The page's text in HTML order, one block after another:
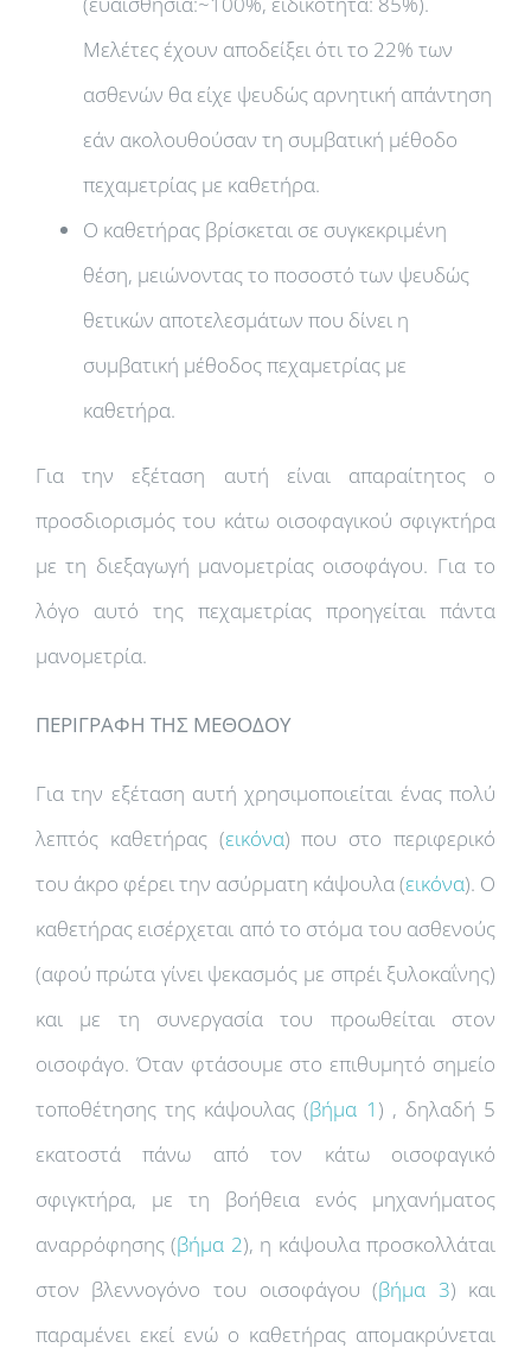
Μελέτες έχουν αποδείξει ότι το 22% των
ασθενών θα είχε ψευδώς αρνητική απάντηση
εάν ακολουθούσαν τη συμβατική μέθοδο
πεχαμετρίας με καθετήρα.
Ο καθετήρας βρίσκεται σε συγκεκριμένη
θέση, μειώνοντας το ποσοστό των ψευδώς
θετικών αποτελεσμάτων που δίνει η
συμβατική μέθοδος πεχαμετρίας με
καθετήρα.
Για την εξέταση αυτή είναι απαραίτητος ο
προσδιορισμός του κάτω οισοφαγικού σφιγκτήρα
με τη διεξαγωγή μανομετρίας οισοφάγου. Για το
λόγο αυτό της πεχαμετρίας προηγείται πάντα
μανομετρία.
ΠΕΡΙΓΡΑΦΗ ΤΗΣ ΜΕΘΟΔΟΥ
Για την εξέταση αυτή χρησιμοποιείται ένας πολύ
λεπτός καθετήρας (εικόνα) που στο περιφερικό
του άκρο φέρει την ασύρματη κάψουλα (εικόνα). Ο
καθετήρας εισέρχεται από το στόμα του ασθενούς
(αφού πρώτα γίνει ψεκασμός με σπρέι ξυλοκαΐνης)
και με τη συνεργασία του προωθείται στον
οισοφάγο. Όταν φτάσουμε στο επιθυμητό σημείο
τοποθέτησης της κάψουλας (βήμα 1 ) , δηλαδή 5
εκατοστά πάνω από τον κάτω οισοφαγικό
σφιγκτήρα, με τη βοήθεια ενός μηχανήματος
αναρρόφησης (βήμα 2), η κάψουλα προσκολλάται
στον βλεννογόνο του οισοφάγου (βήμα 3) και
παραμένει εκεί ενώ ο καθετήρας απομακρύνεται